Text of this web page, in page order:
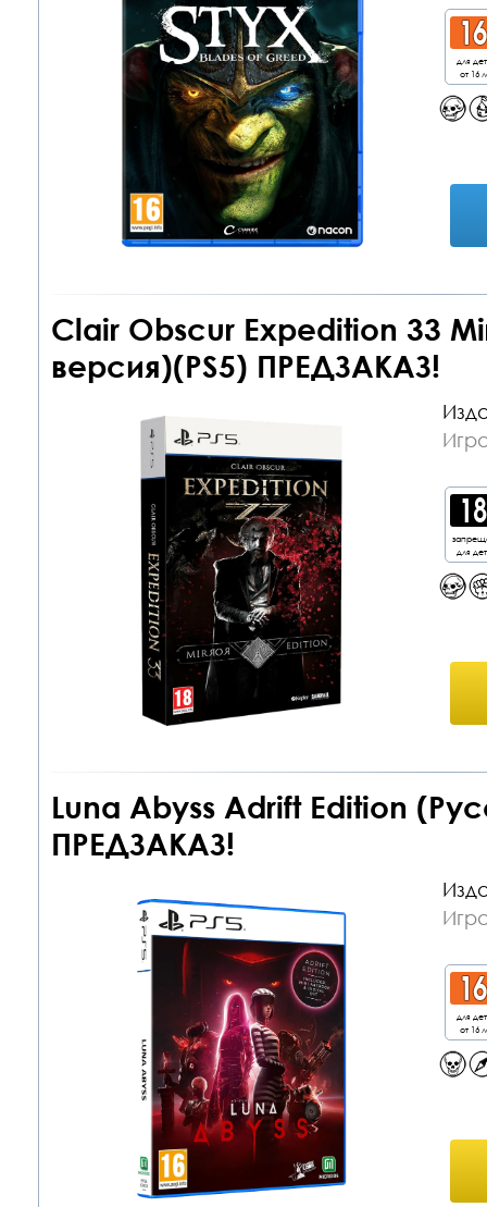
для
от 16
Clair Obscur Expedition 33
версия)(PS5) ПРЕДЗАКАЗ!
для
Luna Abyss Adrift Edition
ПРЕДЗАКАЗ!
для
от 16